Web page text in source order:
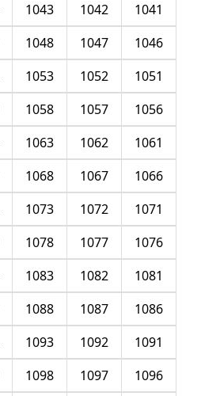
1041
1042
1043
1046
1047
1048
1051
1052
1053
1056
1057
1058
1061
1062
1063
1066
1067
1068
1071
1072
1073
1076
1077
1078
1081
1082
1083
1086
1087
1088
1091
1092
1093
1096
1097
1098